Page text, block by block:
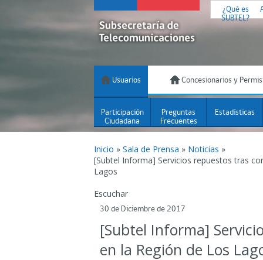
¿Qué es
SUBTEL?
Usuarios Concesionarios y
Participación
Ciudadana
Preguntas
Frecuentes
Estadísticas
Inicio » Sala de Prensa » Noticias »
[Subtel Informa] Servicios repuestos tras
Lagos
Escuchar
30 de Diciembre de 2017
[Subtel Informa]
en la Región de Los